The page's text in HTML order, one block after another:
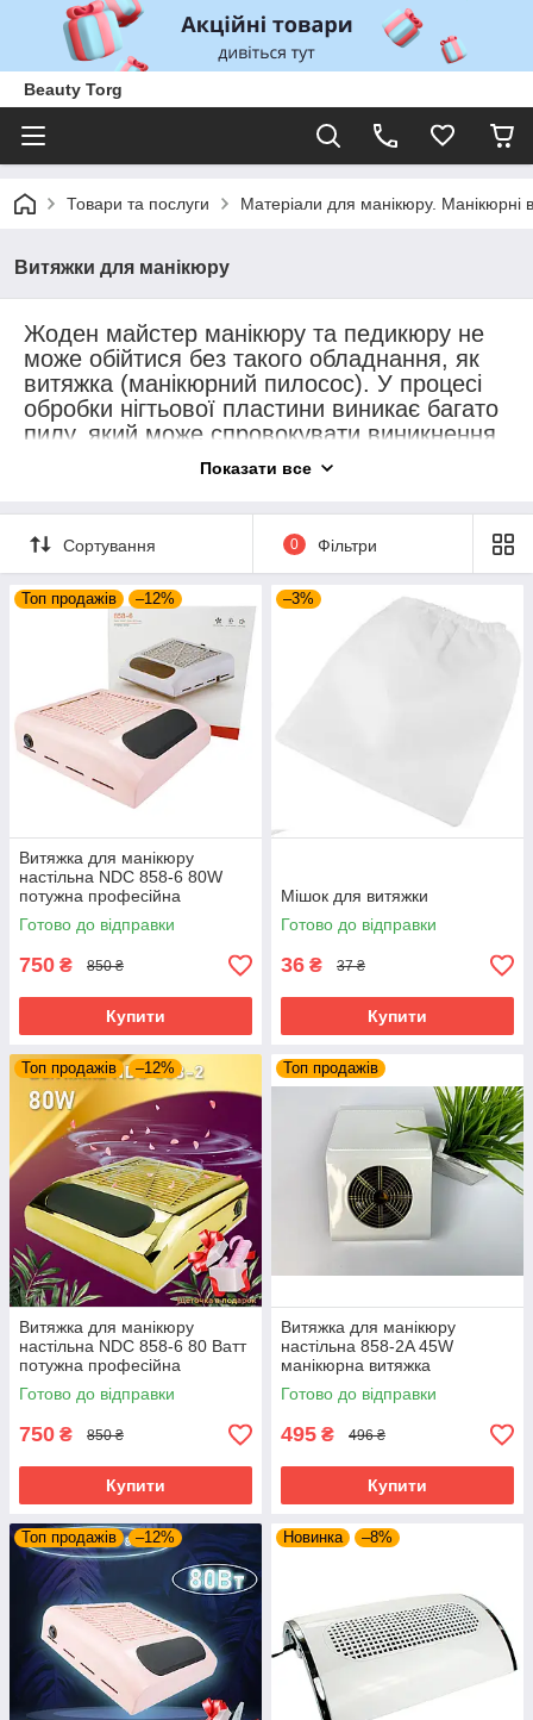
Beauty Torg
Товари та послуги Матеріали для манікюру. Манікюрні
Витяжки для манікюру
Жоден майстер манікюру та педикюру не
може обійтися без такого обладнання, як
витяжка (манікюрний пилосос). У процесі
обробки нігтьової пластини виникає багато
пилу, який може спровокувати виникнення
алергічних реакцій.Показати все
Сортування 0 Фільтри
Топ продажів –12%
Витяжка для манікюру
настільна NDC 858-6 80W
потужна професійна
манікюрна витяжка
манікюрний пилосос
Готово до відправки
750 ₴ 850 ₴
Купити
–3%
Мішок для витяжки
Готово до відправки
36 ₴ 37 ₴
Купити
Топ продажів –12%
Витяжка для манікюру
настільна NDC 858-6 80 Ватт
потужна професійна
манікюрна витяжка
манікюрний пилосос, фільтр
Готово до відправки
750 ₴ 850 ₴
Купити
Топ продажів
Витяжка для манікюру
настільна 858-2A 45W
манікюрна витяжка
манікюрний пилосос біла
Готово до відправки
495 ₴ 496 ₴
Купити
Топ продажів –12% Новинка –8%